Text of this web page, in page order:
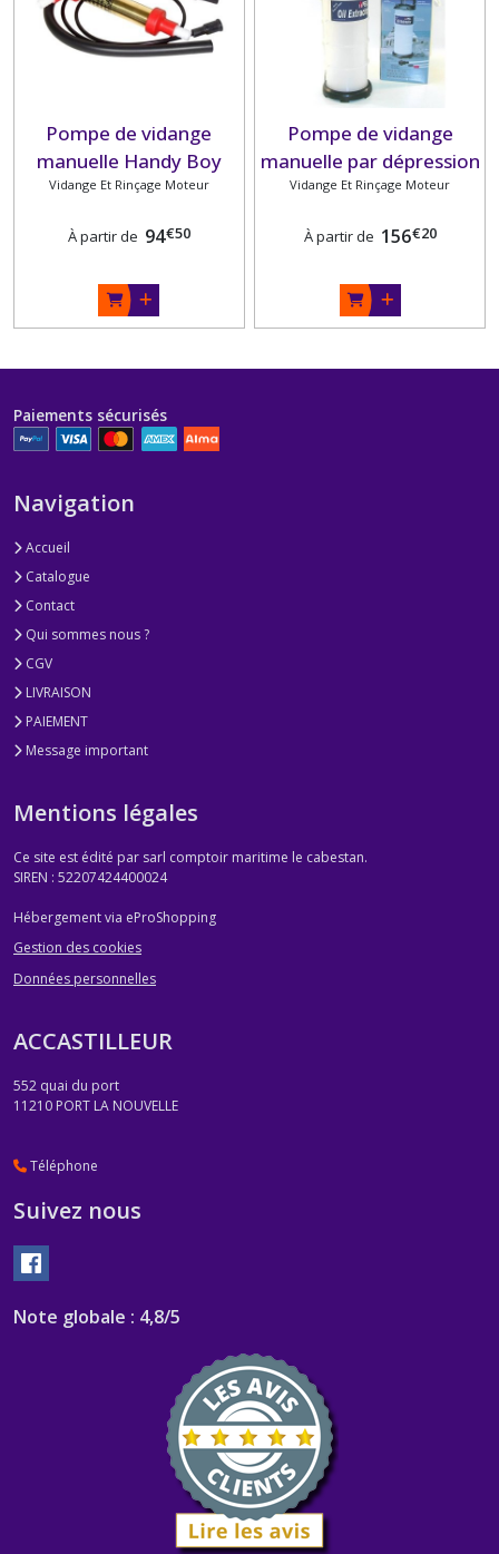
Pompe de vidange
manuelle Handy Boy
JABSCO
Vidange Et Rinçage Moteur
À partir de 94€50
Pompe de vidange
manuelle par dépression
Vidange Et Rinçage Moteur
À partir de 156€20
Paiements sécurisés
Navigation
Accueil
Catalogue
Contact
Qui sommes nous ?
CGV
LIVRAISON
PAIEMENT
Message important
Mentions légales
Ce site est édité par sarl comptoir maritime le cabestan.
SIREN : 52207424400024
Hébergement via eProShopping
Gestion des cookies
Données personnelles
ACCASTILLEUR
552 quai du port
11210 PORT LA NOUVELLE
Téléphone
Suivez nous
Note globale : 4,8/5